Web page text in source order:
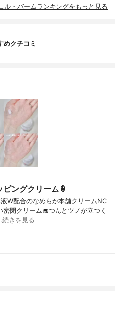
ル・バームランキングをもっと見る
めクチコミ
ングクリーム🍦
W配合のなめらか本舗クリームNC
閉クリーム🧁つんとツノが立つく
続きを見る